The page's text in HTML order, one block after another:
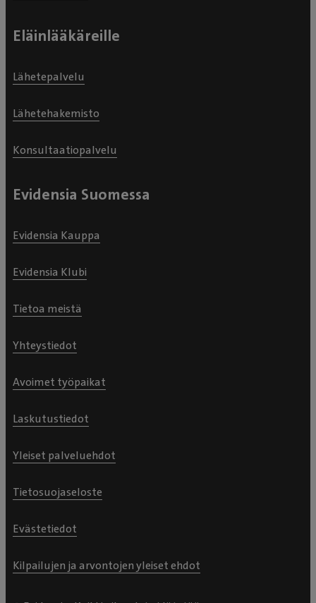
Eläinlääkäreille
Lähetepalvelu
Lähetehakemisto
Konsultaatiopalvelu
Evidensia Suomessa
Evidensia Kauppa
Evidensia Klubi
Tietoa meistä
Yhteystiedot
Avoimet työpaikat
Laskutustiedot
Yleiset palveluehdot
Tietosuojaseloste
Evästetiedot
Kilpailujen ja arvontojen yleiset ehdot